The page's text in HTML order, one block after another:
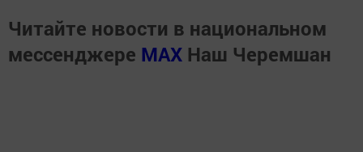
Читайте новости в национальном
мессенджере MАХ Наш Черемшан